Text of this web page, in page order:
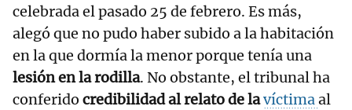
celebrada el pasado 25 de febrero. Es más,
alegó que no pudo haber subido a la habitación
en la que dormía la menor porque tenía una
lesión en la rodilla. No obstante, el tribunal ha
conferido credibilidad al relato de lavíctimaal